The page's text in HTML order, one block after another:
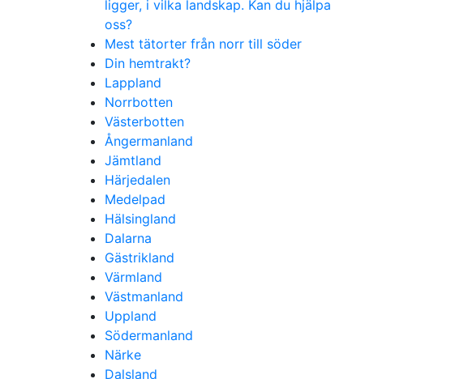
ligger, i vilka landskap. Kan du hjälpa
oss?
Mest tätorter från norr till söder
Din hemtrakt?
Lappland
Norrbotten
Västerbotten
Ångermanland
Jämtland
Härjedalen
Medelpad
Hälsingland
Dalarna
Gästrikland
Värmland
Västmanland
Uppland
Södermanland
Närke
Dalsland